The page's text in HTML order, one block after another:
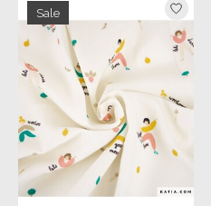
Sale